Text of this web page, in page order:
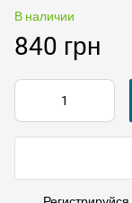
В наличии
840 грн